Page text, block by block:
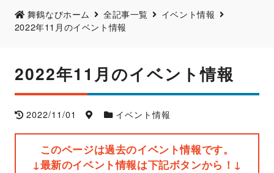
舞鶴なびホーム 全記事一覧
イベント情報
2022年11月のイベント情報
2022年11月のイベント情報
2022/11/01 イベント情報
このページは過去のイベント情報です。
↓最新のイベント情報は下記ボタンから！↓